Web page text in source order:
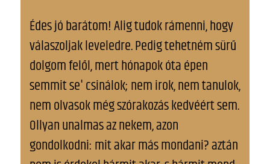
Édes jó barátom! Alig tudok rámenni, hogy
válaszoljak leveledre. Pedig tehetném sürű
dolgom felől, mert hónapok óta épen
semmit se' csinálok; nem irok, nem tanulok,
nem olvasok még szórakozás kedvéért sem.
Ollyan unalmas az nekem, azon
gondolkodni: mit akar más mondani? aztán